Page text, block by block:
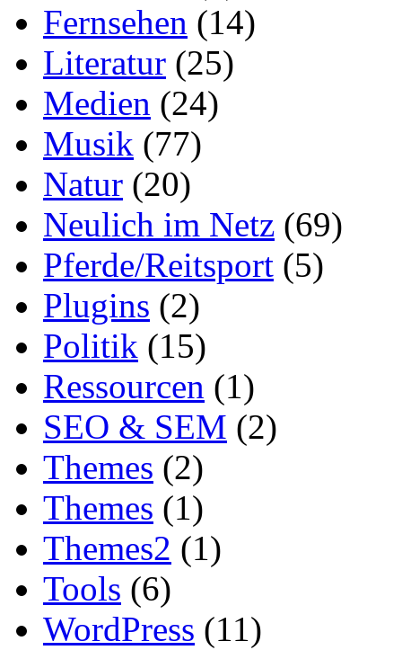
Fernsehen (14)
Literatur (25)
Medien (24)
Musik (77)
Natur (20)
Neulich im Netz (69)
Pferde/Reitsport (5)
Plugins (2)
Politik (15)
Ressourcen (1)
SEO & SEM (2)
Themes (2)
Themes (1)
Themes2 (1)
Tools (6)
WordPress (11)